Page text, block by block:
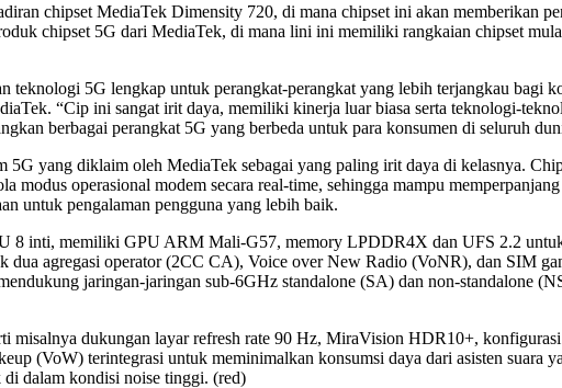
chipset MediaTek Dimensity 720, di mana chipset ini akan memberikan
chipset 5G dari MediaTek, di mana lini ini memiliki rangkaian chipset
teknologi 5G lengkap untuk perangkat-perangkat yang lebih terjangkau bagi
“Cip ini sangat irit daya, memiliki kinerja luar biasa serta teknologi-
berbagai perangkat 5G yang berbeda untuk para konsumen di seluruh
yang diklaim oleh MediaTek sebagai yang paling irit daya di kelasnya.
operasional modem secara real-time, sehingga mampu
untuk pengalaman pengguna yang lebih baik.
8 inti, memiliki GPU ARM Mali-G57, memory LPDDR4X dan UFS 2.2
dua agregasi operator (2CC CA), Voice over New Radio (VoNR), dan SIM
jaringan-jaringan sub-6GHz standalone (SA) dan non-standalone
misalnya dukungan layar refresh rate 90 Hz, MiraVision HDR10+,
(VoW) terintegrasi untuk meminimalkan konsumsi daya dari asisten suara
di dalam kondisi noise tinggi. (red)